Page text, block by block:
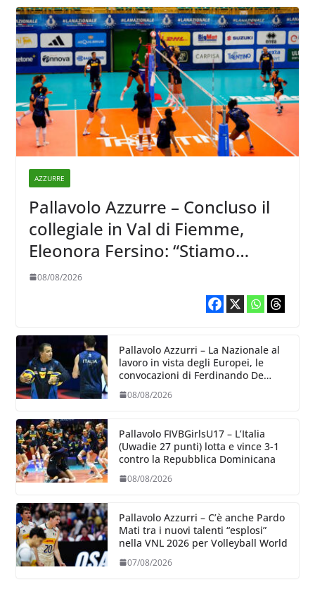
AZZURRE
Pallavolo Azzurre – Concluso il
collegiale in Val di Fiemme,
Eleonora Fersino: “Stiamo
lavorando su quei piccoli
dettagli dove poter migliorare”.
08/08/2026
Pallavolo Azzurri – La Nazionale al
lavoro in vista degli Europei, le
convocazioni di Ferdinando De
Giorgi
08/08/2026
Pallavolo FIVBGirlsU17 – L’Italia
(Uwadie 27 punti) lotta e vince 3-1
contro la Repubblica Dominicana
08/08/2026
Pallavolo Azzurri – C’è anche Pardo
Mati tra i nuovi talenti “esplosi”
nella VNL 2026 per Volleyball World
07/08/2026